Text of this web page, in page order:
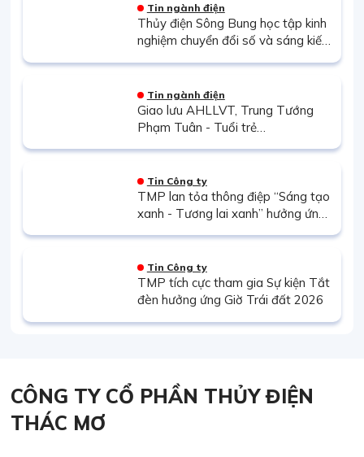
Tin ngành điện
Thủy điện Sông Bung học tập kinh
nghiệm chuyển đổi số và sáng kiến
Tin ngành điện
Giao lưu AHLLVT, Trung Tướng
Phạm Tuân - Tuổi trẻ
sử và nghệ thuật
Tin Công ty
TMP lan tỏa thông điệp “Sáng tạo
xanh - Tương lai xanh” hưởng ứng
Tin Công ty
TMP tích cực tham gia Sự kiện Tắt
đèn hưởng ứng Giờ Trái đất 2026
CÔNG TY CỔ PHẦN THỦY ĐIỆN
THÁC MƠ